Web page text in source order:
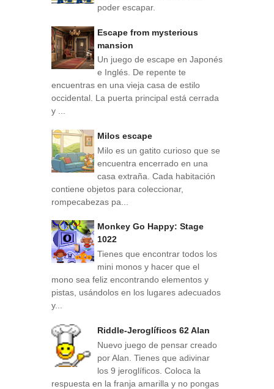
poder escapar.
Escape from mysterious
mansion
Un juego de escape en Japonés
e Inglés. De repente te
encuentras en una vieja casa de estilo
occidental. La puerta principal está cerrada
y ...
Milos escape
Milo es un gatito curioso que se
encuentra encerrado en una
casa extraña. Cada habitación
contiene objetos para coleccionar,
rompecabezas pa...
Monkey Go Happy: Stage
1022
Tienes que encontrar todos los
mini monos y hacer que el
mono sea feliz encontrando elementos y
pistas, usándolos en los lugares adecuados
y...
Riddle-Jeroglíficos 62 Alan
Nuevo juego de pensar creado
por Alan. Tienes que adivinar
los 9 jeroglíficos. Coloca la
respuesta en la franja amarilla y no pongas